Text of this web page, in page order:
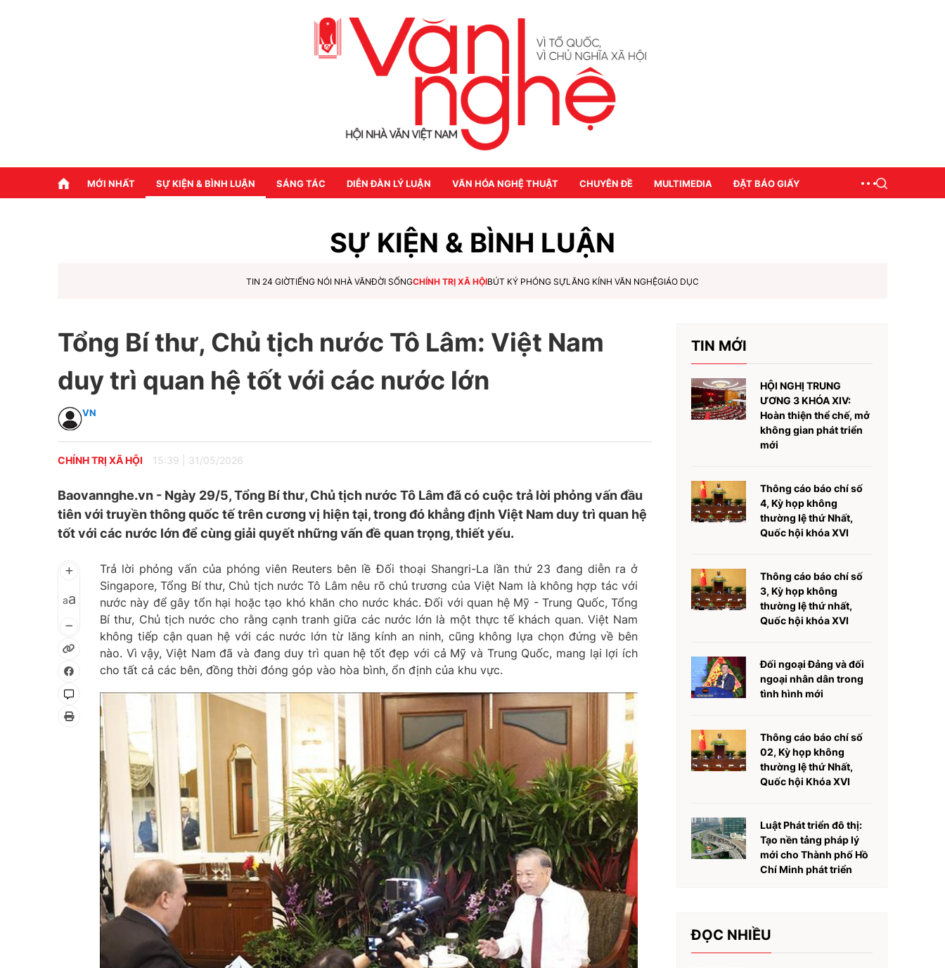
MỚI NHẤT SỰ KIỆN & BÌNH LUẬN SÁNG TÁC DIỄN ĐÀN LÝ LUẬN VĂN HÓA NGHỆ THUẬT CHUYÊN ĐỀ MULTIMEDIA ĐẶT BÁO GIẤY
SỰ KIỆN & BÌNH LUẬN
TIN 24 GIỜTIẾNG NÓI NHÀ VĂNĐỜI SỐNGCHÍNH TRỊ XÃ HỘIBÚT KÝ PHÓNG SỰLĂNG KÍNH VĂN NGHỆGIÁO DỤC
Tổng Bí thư, Chủ tịch nước Tô Lâm: Việt Nam
duy trì quan hệ tốt với các nước lớn
VN
CHÍNH TRỊ XÃ HỘI 15:39 31/05/2026
Baovannghe.vn - Ngày 29/5, Tổng Bí thư, Chủ tịch nước Tô Lâm đã có cuộc trả lời phỏng vấn đầu
tiên với truyền thông quốc tế trên cương vị hiện tại, trong đó khẳng định Việt Nam duy trì quan hệ
tốt với các nước lớn để cùng giải quyết những vấn đề quan trọng, thiết yếu.
aa
Trả lời phỏng vấn của phóng viên Reuters bên lề Đối thoại Shangri-La lần thứ 23 đang diễn ra ở
Singapore, Tổng Bí thư, Chủ tịch nước Tô Lâm nêu rõ chủ trương của Việt Nam là không hợp tác với
nước này để gây tổn hại hoặc tạo khó khăn cho nước khác. Đối với quan hệ Mỹ - Trung Quốc, Tổng
Bí thư, Chủ tịch nước cho rằng cạnh tranh giữa các nước lớn là một thực tế khách quan. Việt Nam
không tiếp cận quan hệ với các nước lớn từ lăng kính an ninh, cũng không lựa chọn đứng về bên
nào. Vì vậy, Việt Nam đã và đang duy trì quan hệ tốt đẹp với cả Mỹ và Trung Quốc, mang lại lợi ích
cho tất cả các bên, đồng thời đóng góp vào hòa bình, ổn định của khu vực.
TIN MỚI
HỘI NGHỊ TRUNG
ƯƠNG 3 KHÓA XIV:
Hoàn thiện thể chế, mở
không gian phát triển
mới
Thông cáo báo chí số
4, Kỳ họp không
thường lệ thứ Nhất,
Quốc hội khóa XVI
Thông cáo báo chí số
3, Kỳ họp không
thường lệ thứ nhất,
Quốc hội khóa XVI
Đối ngoại Đảng và đối
ngoại nhân dân trong
tình hình mới
Thông cáo báo chí số
02, Kỳ họp không
thường lệ thứ Nhất,
Quốc hội Khóa XVI
Luật Phát triển đô thị:
Tạo nền tảng pháp lý
mới cho Thành phố Hồ
Chí Minh phát triển
ĐỌC NHIỀU